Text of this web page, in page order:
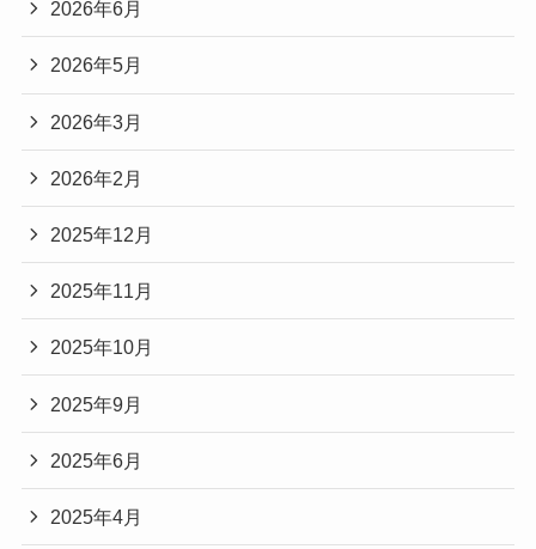
2026年6月
2026年5月
2026年3月
2026年2月
2025年12月
2025年11月
2025年10月
2025年9月
2025年6月
2025年4月